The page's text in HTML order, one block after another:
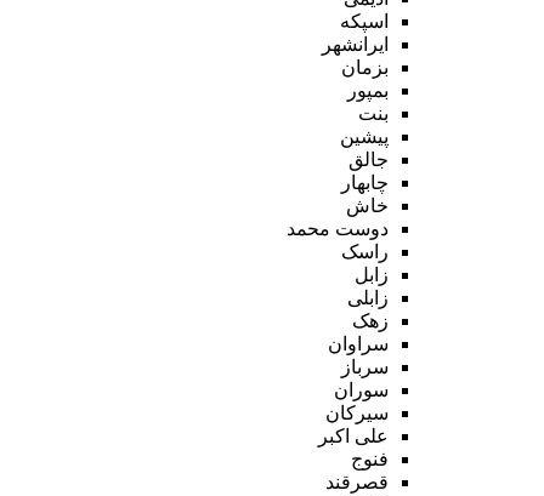
اسپکه
ایرانشهر
بزمان
بمپور
بنت
پیشین
جالق
چابهار
خاش
دوست محمد
راسک
زابل
زابلی
زهک
سراوان
سرباز
سوران
سیرکان
علی اکبر
فنوج
قصرقند